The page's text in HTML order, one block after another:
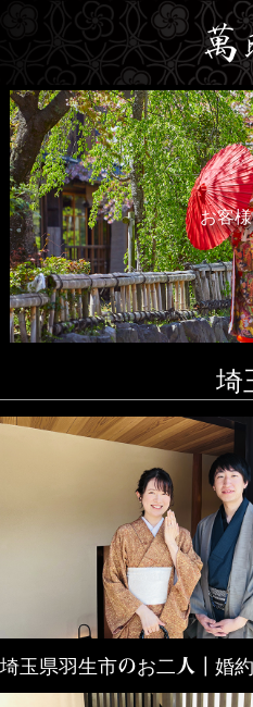
お客
埼
埼玉県羽生市のお二人┃婚